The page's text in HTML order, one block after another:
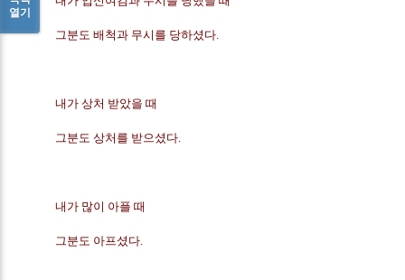
그분도 배척과 무시를 당하셨다.
내가 상처 받았을 때
그분도 상처를 받으셨다.
내가 많이 아플 때
그분도 아프셨다.
열기